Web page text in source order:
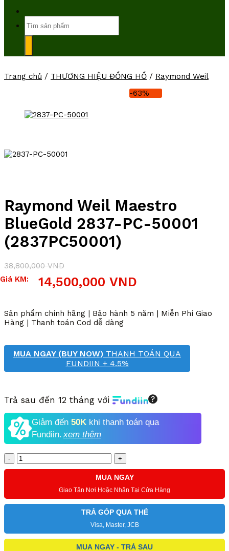
kiếm:
Trang chủ / THƯƠNG HIỆU ĐỒNG HỒ / Raymond Weil
-63%
Raymond Weil Maestro
BlueGold 2837-PC-50001
(2837PC50001)
38,800,000VND
Giá
14,500,000 VND
Giá
14,500,000 VND.
Giá KM:
Sản phẩm chính hãng | Bảo hành 5 năm | Miễn Phí Giao
Hàng | Thanh toán Cod dễ dàng
MUA NGAY (BUY NOW) THANH TOÁN QUA
FUNDIIN + 4.5%
Trả sau đến 12 tháng với
Giảm đến 50K khi thanh toán qua
Fundiin.xem thêm
Số
lượng
MUA NGAY
Giao Tận Nơi Hoặc Nhận Tại Cửa Hàng
TRẢ GÓP QUA THẺ
Visa, Master, JCB
MUA NGAY - TRẢ SAU